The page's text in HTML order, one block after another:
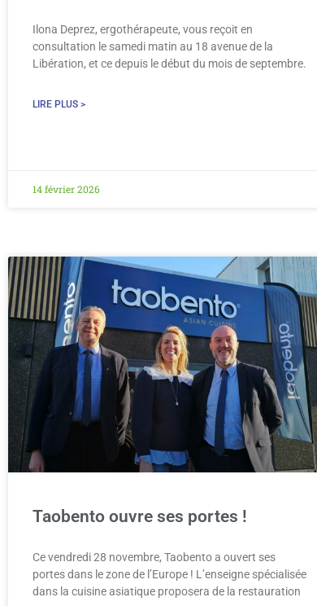
Ilona Deprez, ergothérapeute, vous reçoit en
consultation le samedi matin au 18 avenue de la
Libération, et ce depuis le début du mois de septembre.
LIRE PLUS >
14 février 2026
Taobento ouvre ses portes !
Ce vendredi 28 novembre, Taobento a ouvert ses
portes dans le zone de l’Europe ! L’enseigne spécialisée
dans la cuisine asiatique proposera de la restauration